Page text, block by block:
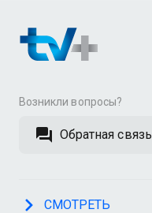
Возникли вопросы?
Обратная связь
СМОТРЕТЬ